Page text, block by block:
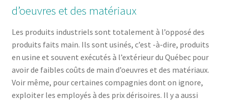
d’oeuvres et des matériaux
Les produits industriels sont totalement à l’opposé des
produits faits main. Ils sont usinés, c’est -à-dire, produits
en usine et souvent exécutés à l’extérieur du Québec pour
avoir de faibles coûts de main d’oeuvres et des matériaux.
Voir même, pour certaines compagnies dont on ignore,
exploiter les employés à des prix dérisoires. Il y a aussi